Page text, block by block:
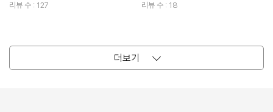
리뷰 수 : 127 리뷰 수 : 18
더보기